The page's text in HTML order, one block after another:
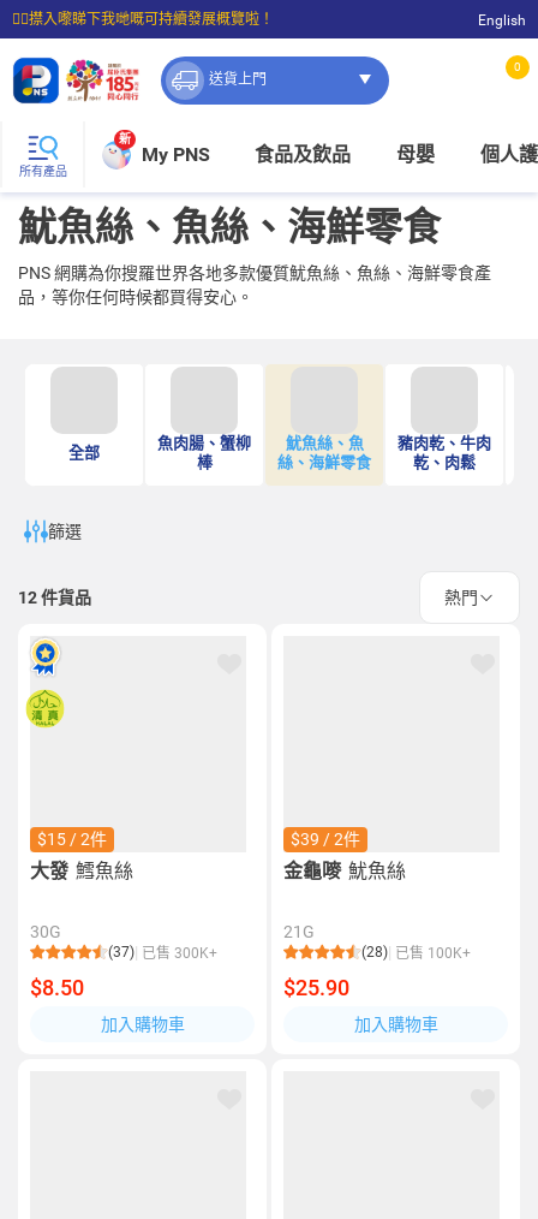
☝🏼㩒入嚟睇下我哋嘅可持續發展概覽啦！
⭐購物滿$399即享免費送貨；滿$100即可免費店取。
English
送貨上門
0
所有產品
新
My PNS 食品及飲品 母嬰 個人
魷魚絲、魚絲、海鮮零食
PNS 網購為你搜羅世界各地多款優質魷魚絲、魚絲、海鮮零食產
品，等你任何時候都買得安心。
全部
魚肉腸、蟹柳
棒
魷魚絲、魚
絲、海鮮零食
豬肉乾、牛肉
乾、肉鬆
篩選
12件貨品 熱門
$15 / 2件
大發 鱈魚絲
30G
(37) 已售 300K+
$8.50
加入購物車
$39 / 2件
金龜嘜 魷魚絲
21G
(28) 已售 100K+
$25.90
加入購物車